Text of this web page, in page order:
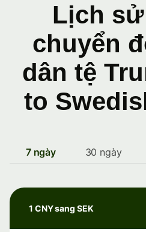
Lịch
chuyển
dân tệ
to
7 ngày 30 ngày
1 CNY sang SEK